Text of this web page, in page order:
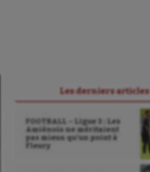
Les derniers articles
FOOTBALL – Ligue 3 : Les
Amiénois ne méritaient
pas mieux qu’un point à
Fleury